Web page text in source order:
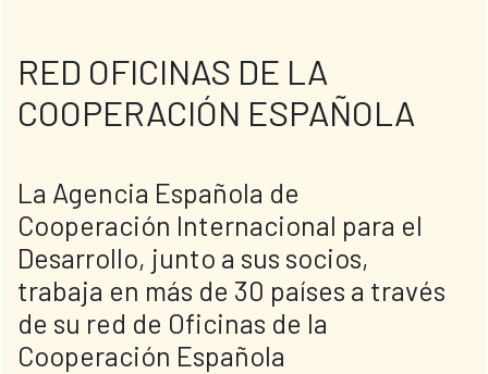
RED OFICINAS DE LA
COOPERACIÓN ESPAÑOLA
​​​La Agencia Española de
Cooperación Internacional para el
Desarrollo, junto a sus socios,
trabaja en más de 30 países a través
de su red de Oficinas de la
Cooperación Española